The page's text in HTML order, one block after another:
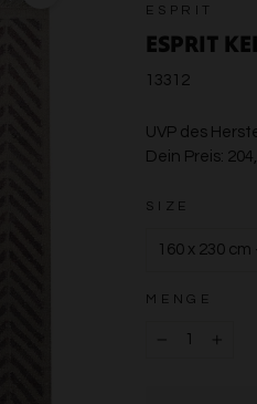
ESPRIT
ESPRIT
13312
UVP des
Dein Preis:
SIZE
MENGE